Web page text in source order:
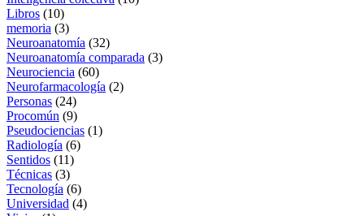
Libros (10)
memoria (3)
Neuroanatomía (32)
Neuroanatomía comparada (3)
Neurociencia (60)
Neurofarmacología (2)
Personas (24)
Procomún (9)
Pseudociencias (1)
Radiología (6)
Sentidos (11)
Técnicas (3)
Tecnología (6)
Universidad (4)